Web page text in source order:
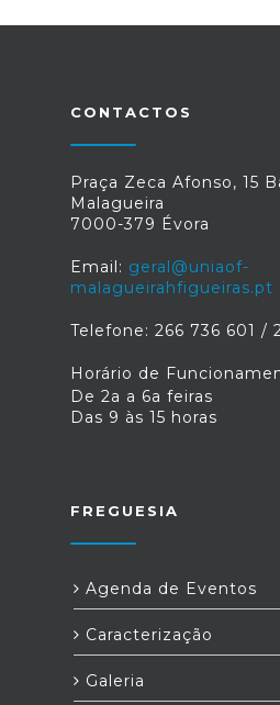
de
domicílio Restaurante
CONTACTOS
Praça Zeca Afonso, 15
Malagueira
7000-379 Évora
Email: geral@uniaof-
malagueirahfigueiras.pt
Telefone: 266 736 601 /
Horário de
De 2a a 6a feiras
Das 9 às 15 horas
FREGUESIA
Agenda de Eventos
Caracterização
Galeria